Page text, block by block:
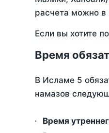
расчета можно в
Если вы хотите
Время
В Исламе 5
намазов
Время